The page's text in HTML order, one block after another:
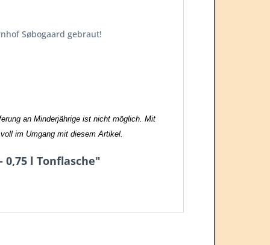
Søbogaard gebraut!
an Minderjährige ist nicht möglich. Mit
im Umgang mit diesem Artikel.
l Tonflasche"